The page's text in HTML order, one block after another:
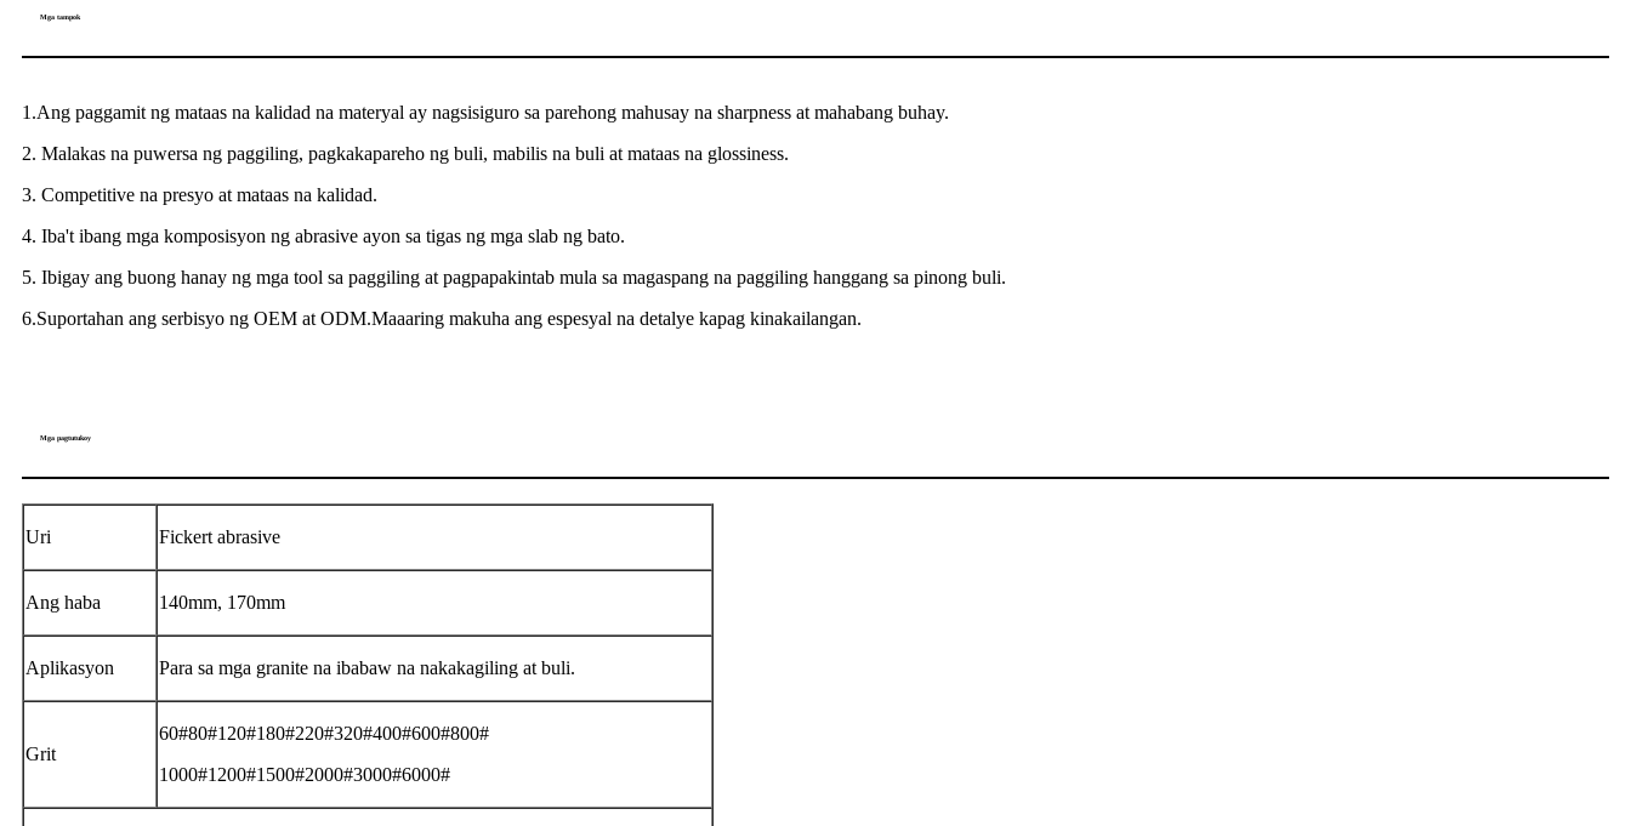
Mga tampok
1.Ang paggamit ng mataas na kalidad na materyal ay nagsisiguro sa parehong mahusay na sharpness at mahabang buhay.
2. Malakas na puwersa ng paggiling, pagkakapareho ng buli, mabilis na buli at mataas na glossiness.
3. Competitive na presyo at mataas na kalidad.
4. Iba't ibang mga komposisyon ng abrasive ayon sa tigas ng mga slab ng bato.
5. Ibigay ang buong hanay ng mga tool sa paggiling at pagpapakintab mula sa magaspang na paggiling hanggang sa pinong buli.
6.Suportahan ang serbisyo ng OEM at ODM.Maaaring makuha ang espesyal na detalye kapag kinakailangan.
Mga pagtutukoy
Uri Fickert abrasive
Ang haba 140mm, 170mm
Aplikasyon Para sa mga granite na ibabaw na nakakagiling at buli.
Grit
60#80#120#180#220#320#400#600#800#
1000#1200#1500#2000#3000#6000#